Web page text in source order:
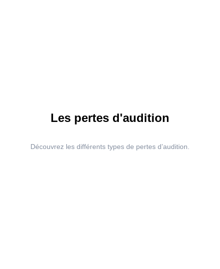
Les pertes d'audition
Découvrez les différents types de pertes d’audition.